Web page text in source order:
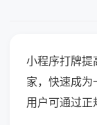
小程序打牌提
家，快速成为
用户可通过正